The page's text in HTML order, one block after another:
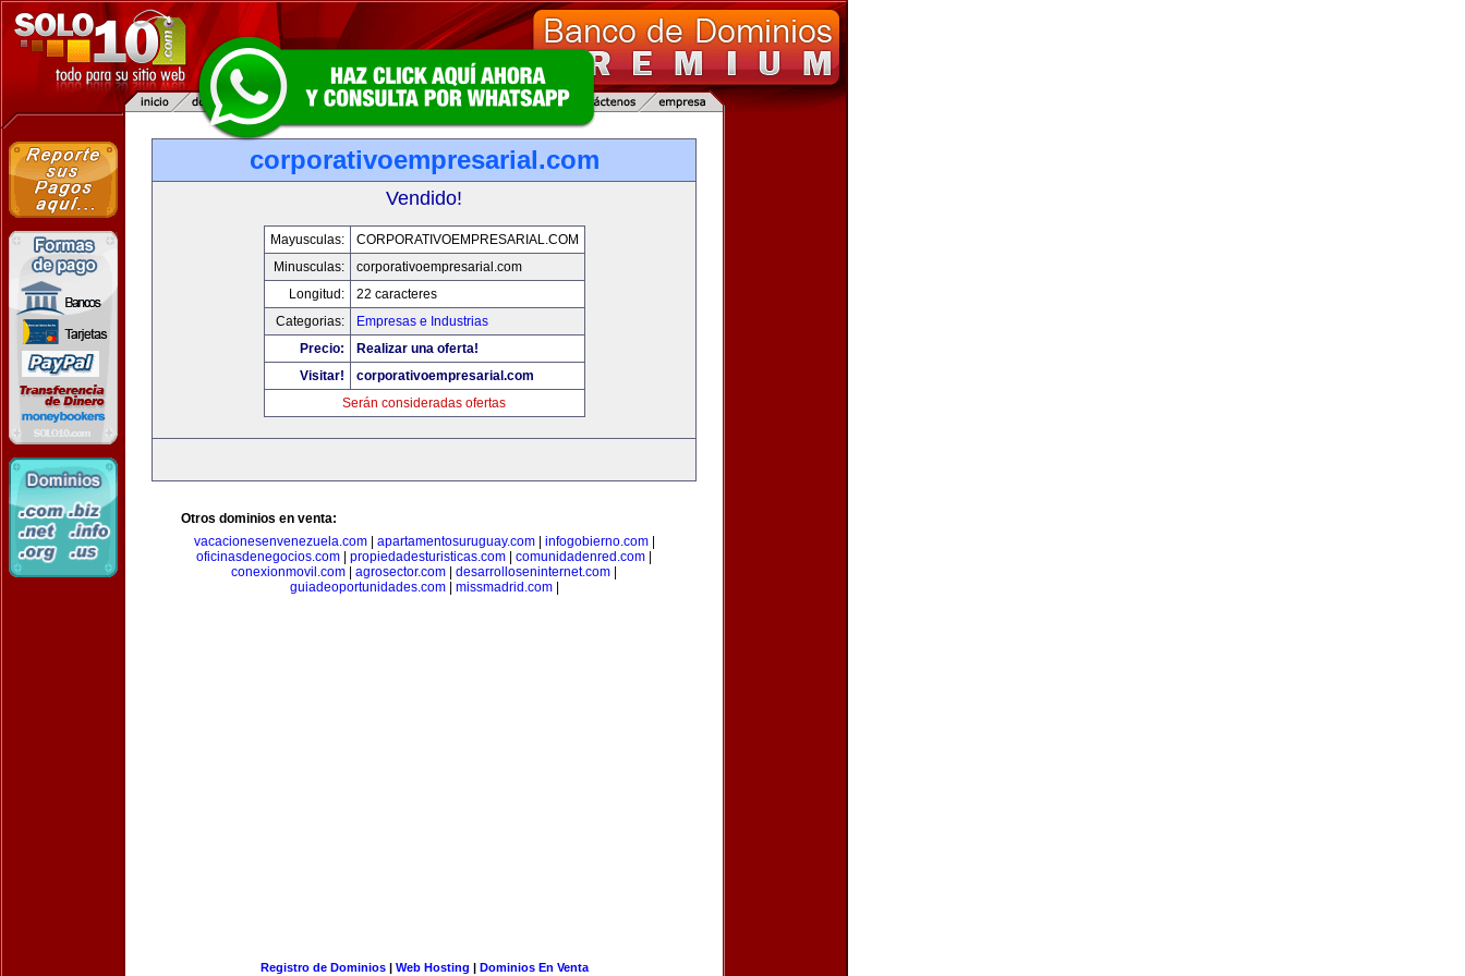
corporativoempresarial.com
Vendido!
Mayusculas:
CORPORATIVOEMPRESARIAL.COM
Minusculas:
corporativoempresarial.com
Longitud:
22 caracteres
Categorias:
Empresas e Industrias
Precio:
Realizar una oferta!
Visitar!
corporativoempresarial.com
Serán consideradas ofertas
Otros dominios en venta:
vacacionesenvenezuela.com| apartamentosuruguay.com| infogobierno.com|
oficinasdenegocios.com
propiedadesturisticas.com comunidadenred.com
conexionmovil.com
agrosector.com desarrolloseninternet.com
guiadeoportunidades.com| missmadrid.com|
Registro de Dominios| Web Hosting | Dominios En Venta